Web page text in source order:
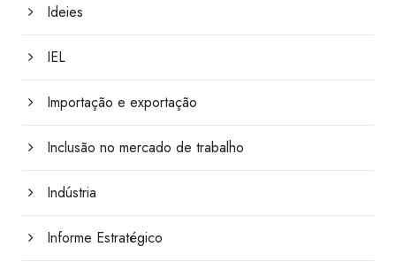
Ideies
IEL
Importação e exportação
Inclusão no mercado de trabalho
Indústria
Informe Estratégico